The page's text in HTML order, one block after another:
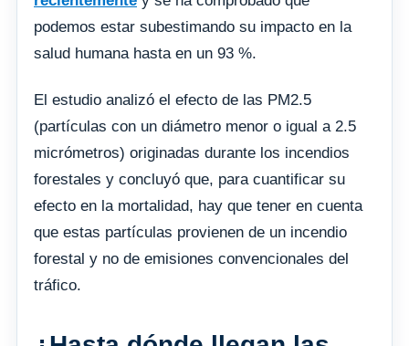
podemos estar subestimando su impacto en la
salud humana hasta en un 93 %.
El estudio analizó el efecto de las PM2.5
(partículas con un diámetro menor o igual a 2.5
micrómetros) originadas durante los incendios
forestales y concluyó que, para cuantificar su
efecto en la mortalidad, hay que tener en cuenta
que estas partículas provienen de un incendio
forestal y no de emisiones convencionales del
tráfico.